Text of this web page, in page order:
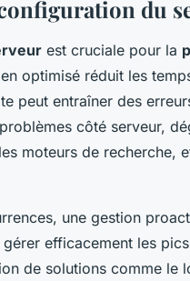
du
est cruciale pour la
optimisé réduit les
peut entraîner des
côté serveur,
moteurs de recherche,
une gestion
efficacement les
de solutions comme